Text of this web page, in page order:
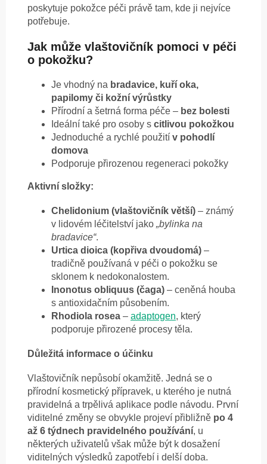
poskytuje pokožce péči právě tam, kde ji nejvíce
potřebuje.
Jak může vlaštovičník pomoci v péči
o pokožku?
Je vhodný na bradavice, kuří oka,
papilomy či kožní výrůstky
Přírodní a šetrná forma péče – bez bolesti
Ideální také pro osoby s citlivou pokožkou
Jednoduché a rychlé použití v pohodlí
domova
Podporuje přirozenou regeneraci pokožky
Aktivní složky:
Chelidonium (vlaštovičník větší) – známý
v lidovém léčitelství jako „bylinka na
bradavice“.
Urtica dioica (kopřiva dvoudomá) –
tradičně používaná v péči o pokožku se
sklonem k nedokonalostem.
Inonotus obliquus (čaga) – ceněná houba
s antioxidačním působením.
Rhodiola rosea – adaptogen, který
podporuje přirozené procesy těla.
Důležitá informace o účinku
Vlaštovičník nepůsobí okamžitě. Jedná se o
přírodní kosmetický přípravek, u kterého je nutná
pravidelná a trpělivá aplikace podle návodu. První
viditelné změny se obvykle projeví přibližně po 4
až 6 týdnech pravidelného používání, u
některých uživatelů však může být k dosažení
viditelných výsledků zapotřebí i delší doba.